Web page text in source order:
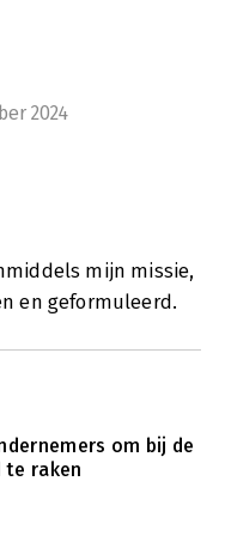
2024
mijn missie,
en geformuleerd.
om bij de
te raken